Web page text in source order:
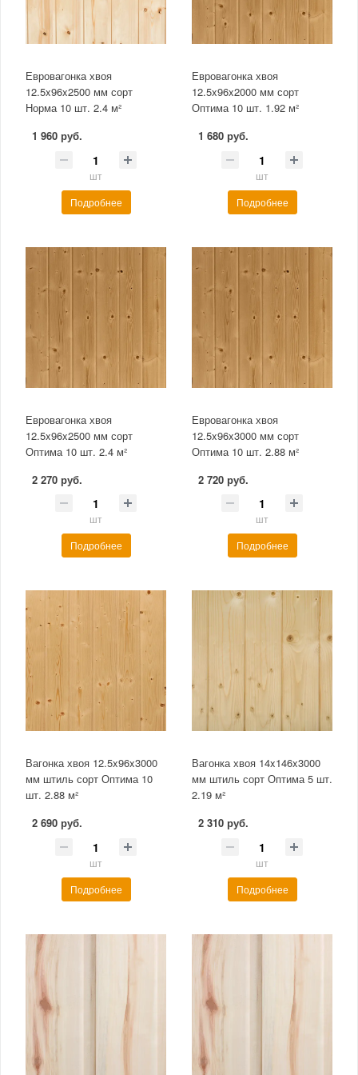
Евровагонка хвоя
12.5x96x2500 мм сорт
Норма 10 шт. 2.4 м²
1 960 руб.
шт
Подробнее
Евровагонка хвоя
12.5x96x2000 мм сорт
Оптима 10 шт. 1.92 м²
1 680 руб.
шт
Подробнее
Евровагонка хвоя
12.5x96x2500 мм сорт
Оптима 10 шт. 2.4 м²
2 270 руб.
шт
Подробнее
Евровагонка хвоя
12.5x96x3000 мм сорт
Оптима 10 шт. 2.88 м²
2 720 руб.
шт
Подробнее
Вагонка хвоя 12.5x96x3000
мм штиль сорт Оптима 10
шт. 2.88 м²
2 690 руб.
шт
Подробнее
Вагонка хвоя 14x146x3000
мм штиль сорт Оптима 5 шт.
2.19 м²
2 310 руб.
шт
Подробнее